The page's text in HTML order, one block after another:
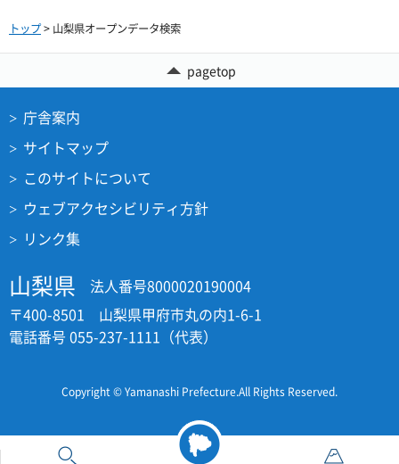
トップ> 山梨県オープンデータ検索
pagetop
庁舎案内
サイトマップ
このサイトについて
ウェブアクセシビリティ方針
リンク集
山梨県
法人番号8000020190004
〒400-8501 山梨県甲府市丸の内1-6-1
電話番号 055-237-1111（代表）
Copyright © Yamanashi Prefecture.All Rights Reserved.